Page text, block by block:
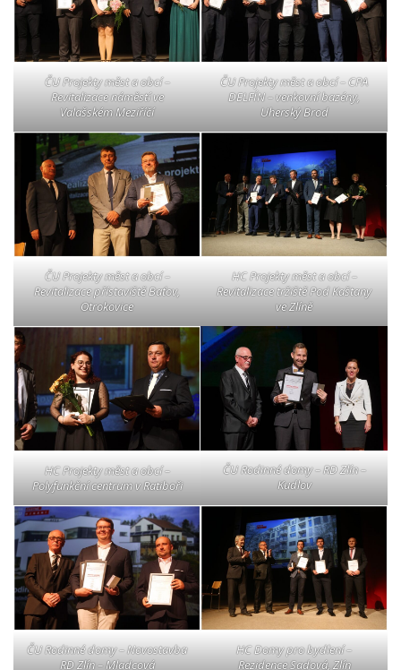
ČU Projekty měst a obcí –
Revitalizace náměstí ve
Valašském Meziříčí
ČU Projekty měst a obcí – CPA
DELFÍN – venkovní bazény,
Uherský Brod
ČU Projekty měst a obcí –
Revitalizace přístaviště Baťov,
Otrokovice
HC Projekty měst a obcí –
Revitalizace tržiště Pod Kaštany
ve Zlíně
HC Projekty měst a obcí –
Polyfunkční centrum v Ratiboři
ČU Rodinné domy – RD Zlín –
Kudlov
ČU Rodinné domy – Novostavba
RD Zlín – Mladcová
HC Domy pro bydlení –
Rezidence Sadová, Zlín